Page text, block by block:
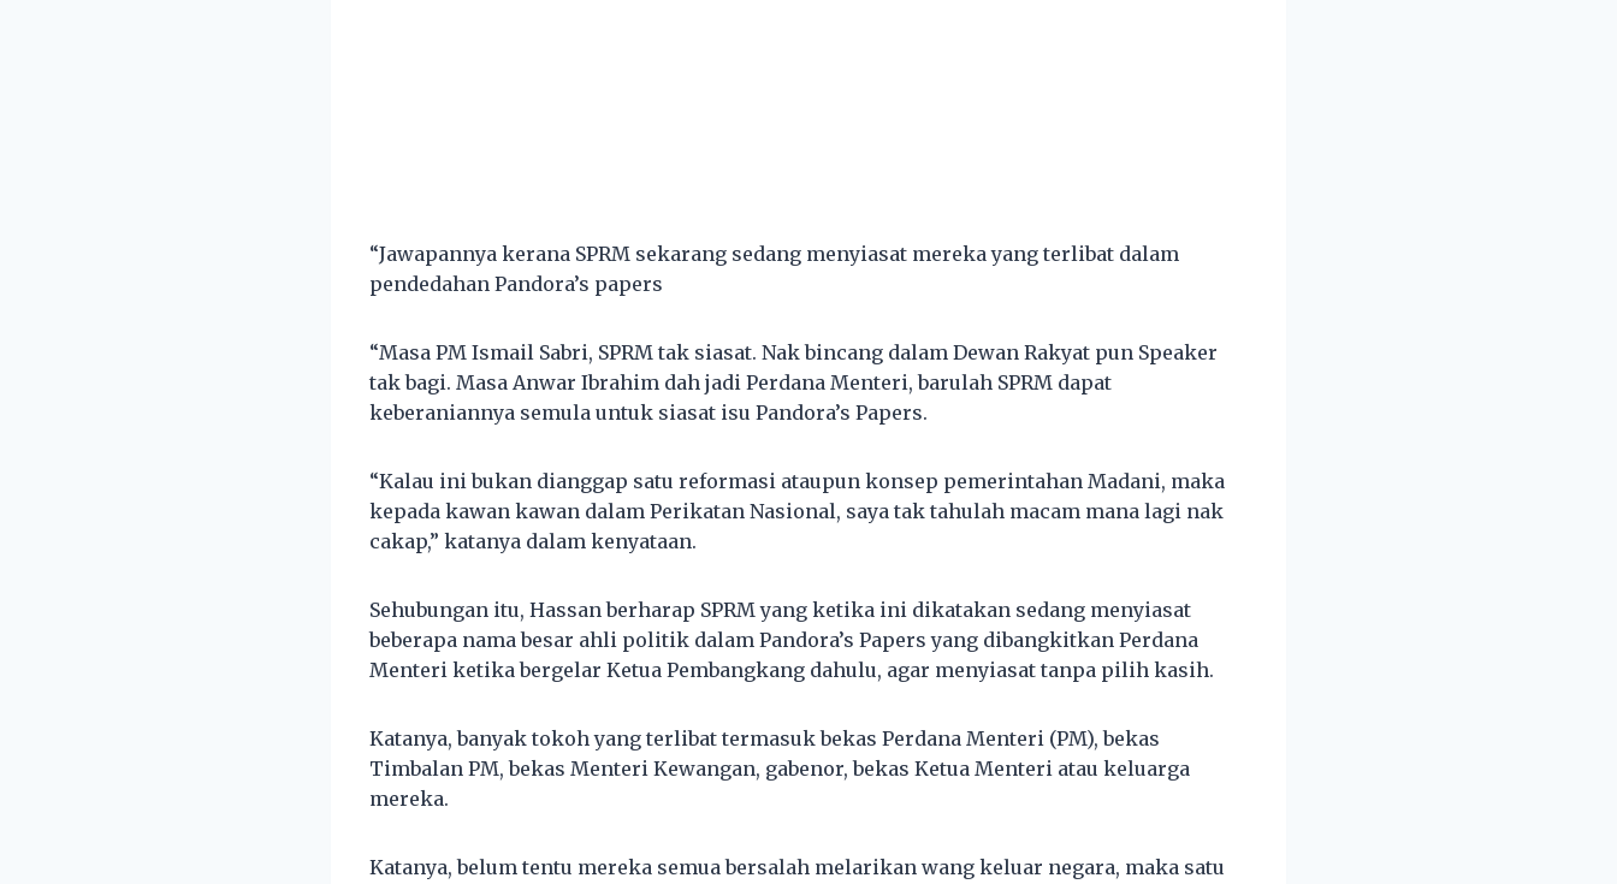
“Jawapannya kerana SPRM sekarang sedang menyiasat mereka yang terlibat dalam
pendedahan Pandora’s papers
“Masa PM Ismail Sabri, SPRM tak siasat. Nak bincang dalam Dewan Rakyat pun Speaker
tak bagi. Masa Anwar Ibrahim dah jadi Perdana Menteri, barulah SPRM dapat
keberaniannya semula untuk siasat isu Pandora’s Papers.
“Kalau ini bukan dianggap satu reformasi ataupun konsep pemerintahan Madani, maka
kepada kawan kawan dalam Perikatan Nasional, saya tak tahulah macam mana lagi nak
cakap,” katanya dalam kenyataan.
Sehubungan itu, Hassan berharap SPRM yang ketika ini dikatakan sedang menyiasat
beberapa nama besar ahli politik dalam Pandora’s Papers yang dibangkitkan Perdana
Menteri ketika bergelar Ketua Pembangkang dahulu, agar menyiasat tanpa pilih kasih.
Katanya, banyak tokoh yang terlibat termasuk bekas Perdana Menteri (PM), bekas
Timbalan PM, bekas Menteri Kewangan, gabenor, bekas Ketua Menteri atau keluarga
mereka.
Katanya, belum tentu mereka semua bersalah melarikan wang keluar negara, maka satu